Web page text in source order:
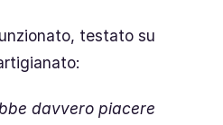
testato su
davvero piacere